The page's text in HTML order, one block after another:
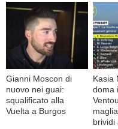
Gianni Moscon di
nuovo nei guai:
squalificato alla
Vuelta a Burgos
Kasia
doma
brividi